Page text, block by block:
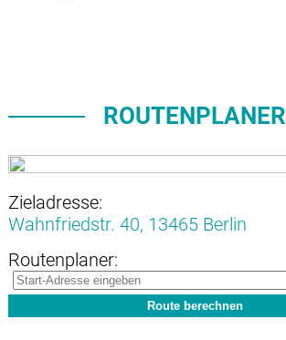
ROUTENPLANER
Zieladresse:
Wahnfriedstr. 40, 13465 Berlin
Routenplaner: